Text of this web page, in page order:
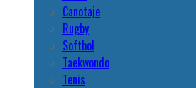
Canotaje
Rugby
Softbol
Taekwondo
Tenis